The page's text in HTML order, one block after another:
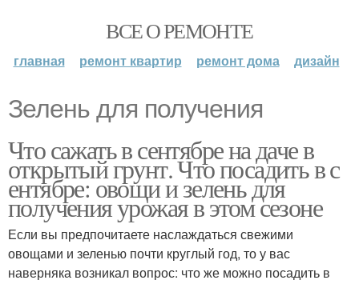
ВСЕ О РЕМОНТЕ
главная ремонт квартир ремонт дома дизайн
Зелень для получения
Что сажать в сентябре на даче в
открытый грунт. Что посадить в с
ентябре: овощи и зелень для
получения урожая в этом сезоне
Если вы предпочитаете наслаждаться свежими
овощами и зеленью почти круглый год, то у вас
наверняка возникал вопрос: что же можно посадить в